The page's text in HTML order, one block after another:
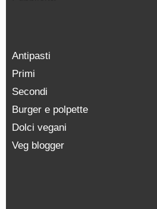
Antipasti
Primi
Secondi
Burger e polpette
Dolci vegani
Veg blogger